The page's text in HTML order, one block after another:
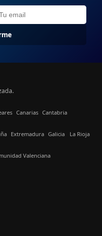
Canarias Cantabria
Extremadura Galicia La Rioja
Valenciana